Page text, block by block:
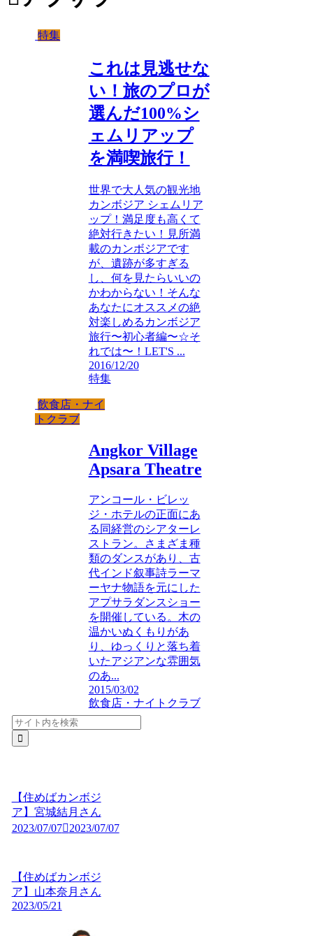
特集
これは見逃せな
い！旅のプロが
選んだ100%シ
ェムリアップ
を満喫旅行！
世界で大人気の観光地
カンボジア シェムリア
ップ！満足度も高くて
絶対行きたい！見所満
載のカンボジアです
が、遺跡が多すぎる
し、何を見たらいいの
かわからない！そんな
あなたにオススメの絶
対楽しめるカンボジア
旅行〜初心者編〜☆そ
れでは〜！LET'S ...
2016/12/20
特集
飲食店・ナイ
トクラブ
Angkor Village
Apsara Theatre
アンコール・ビレッ
ジ・ホテルの正面にあ
る同経営のシアターレ
ストラン。さまざま種
類のダンスがあり、古
代インド叙事詩ラーマ
ーヤナ物語を元にした
アプサラダンスショー
を開催している。木の
温かいぬくもりがあ
り、ゆっくりと落ち着
いたアジアンな雰囲気
のあ...
2015/03/02
飲食店・ナイトクラブ
【住めばカンボジ
ア】宮城結月さん
2023/07/07
2023/07/07
【住めばカンボジ
ア】山本奈月さん
2023/05/21